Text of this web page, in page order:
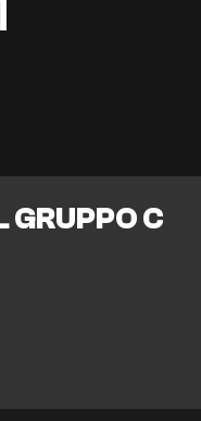
GRUPPO C